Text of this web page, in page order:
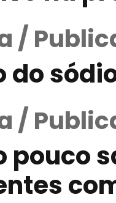
/
do
/
pouco